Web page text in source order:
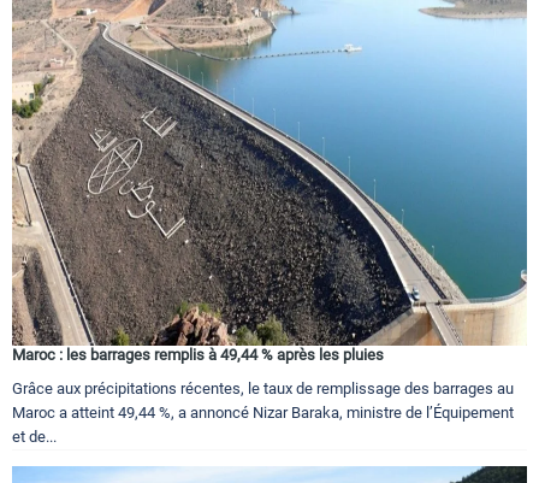
Maroc : les barrages remplis à 49,44 % après les pluies
Grâce aux précipitations récentes, le taux de remplissage des barrages au
Maroc a atteint 49,44 %, a annoncé Nizar Baraka, ministre de l’Équipement
et de...